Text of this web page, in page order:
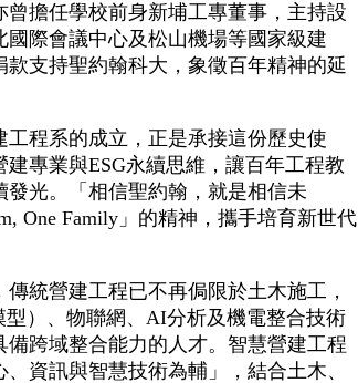
曾擔任學校前身新埔工專董事，主持設
國際會議中心及松山機場等國家級建
款支持聖約翰科大，象徵百年精神的延
程系的成立，正是承接這份歷史使
專業與ESG永續思維，讓百年工程教
發光。「相信聖約翰，就是相信未
One Family」的精神，攜手培育新世代
營建工程已不再侷限於土木施工，
）、物聯網、AI分析及機電整合技術
備跨域整合能力的人才。智慧營建工程
資訊與智慧技術為輔」，結合土木、